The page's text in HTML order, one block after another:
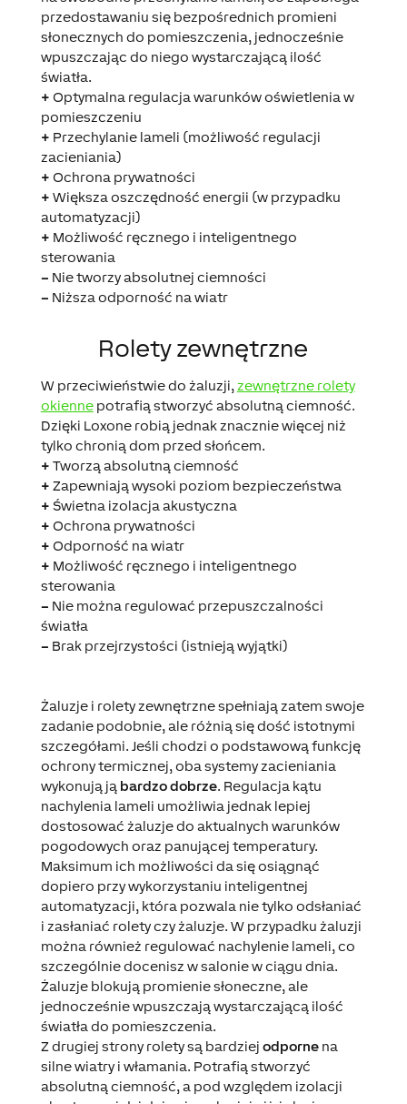
przedostawaniu się bezpośrednich promieni
słonecznych do pomieszczenia, jednocześnie
wpuszczając do niego wystarczającą ilość
światła.
+ Optymalna regulacja warunków oświetlenia w
pomieszczeniu
+ Przechylanie lameli (możliwość regulacji
zacieniania)
+ Ochrona prywatności
+ Większa oszczędność energii (w przypadku
automatyzacji)
+ Możliwość ręcznego i inteligentnego
sterowania
– Nie tworzy absolutnej ciemności
– Niższa odporność na wiatr
Rolety zewnętrzne
W przeciwieństwie do żaluzji, zewnętrzne rolety
okiennepotrafią stworzyć absolutną ciemność.
Dzięki Loxone robią jednak znacznie więcej niż
tylko chronią dom przed słońcem.
+ Tworzą absolutną ciemność
+ Zapewniają wysoki poziom bezpieczeństwa
+ Świetna izolacja akustyczna
+ Ochrona prywatności
+ Odporność na wiatr
+ Możliwość ręcznego i inteligentnego
sterowania
– Nie można regulować przepuszczalności
światła
– Brak przejrzystości (istnieją wyjątki)
Żaluzje i rolety zewnętrzne spełniają zatem swoje
zadanie podobnie, ale różnią się dość istotnymi
szczegółami. Jeśli chodzi o podstawową funkcję
ochrony termicznej, oba systemy zacieniania
wykonują ją bardzo dobrze. Regulacja kątu
nachylenia lameli umożliwia jednak lepiej
dostosować żaluzje do aktualnych warunków
pogodowych oraz panującej temperatury.
Maksimum ich możliwości da się osiągnąć
dopiero przy wykorzystaniu inteligentnej
automatyzacji, która pozwala nie tylko odsłaniać
i zasłaniać rolety czy żaluzje. W przypadku żaluzji
można również regulować nachylenie lameli, co
szczególnie docenisz w salonie w ciągu dnia.
Żaluzje blokują promienie słoneczne, ale
jednocześnie wpuszczają wystarczającą ilość
światła do pomieszczenia.
Z drugiej strony rolety są bardziej odpornena
silne wiatry i włamania. Potrafią stworzyć
absolutną ciemność, a pod względem izolacji